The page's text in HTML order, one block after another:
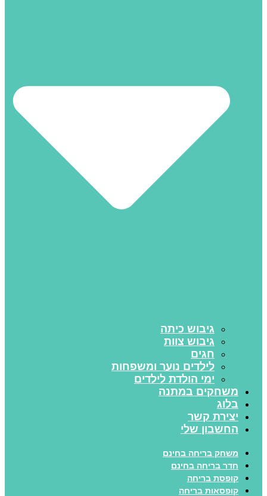
גיבוש כיתה
גיבוש צוות
חגים
לילדים נוער ומשפחות
ימי הולדת לילדים
משחקים במתנה
בלוג
יצירת קשר
החשבון שלי
משחק בריחה בחינם
חדר בריחה בחינם
קופסת בריחה
קופסאות בריחה